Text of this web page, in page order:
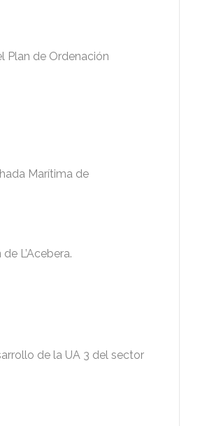
Plan de Ordenación
Marítima de
L’Acebera.
de la UA 3 del sector